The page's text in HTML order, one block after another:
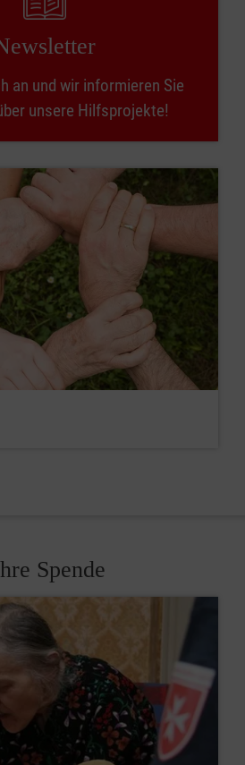
an und wir informieren Sie
unsere Hilfsprojekte!
Spende